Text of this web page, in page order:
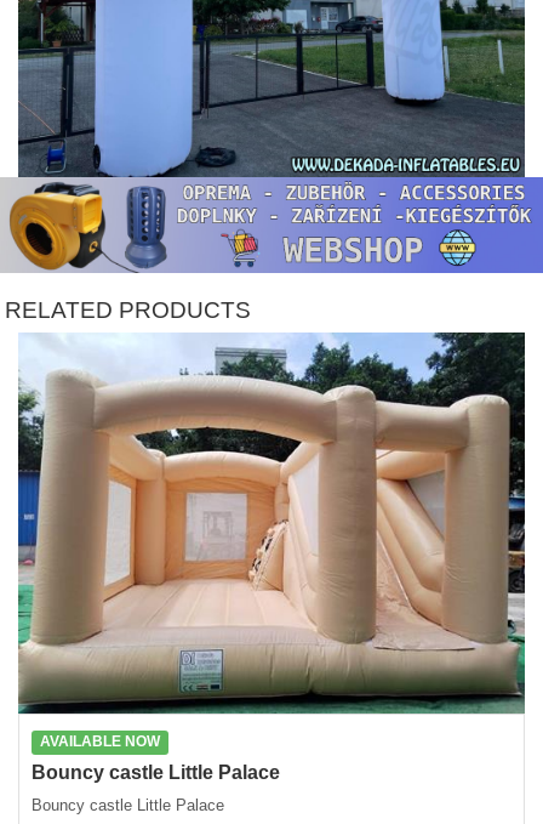
RELATED PRODUCTS
AVAILABLE NOW
Bouncy castle Little Palace
Bouncy castle Little Palace